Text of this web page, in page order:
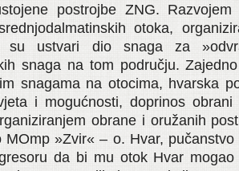
postrojbe ZNG.
otoka,
su ustvari dio snaga za
snaga na tom području.
snagama na otocima, hvarska
i mogućnosti, doprinos
obrane i oružanih
MOmp »Zvir« – o. Hvar,
da bi mu otok Hvar